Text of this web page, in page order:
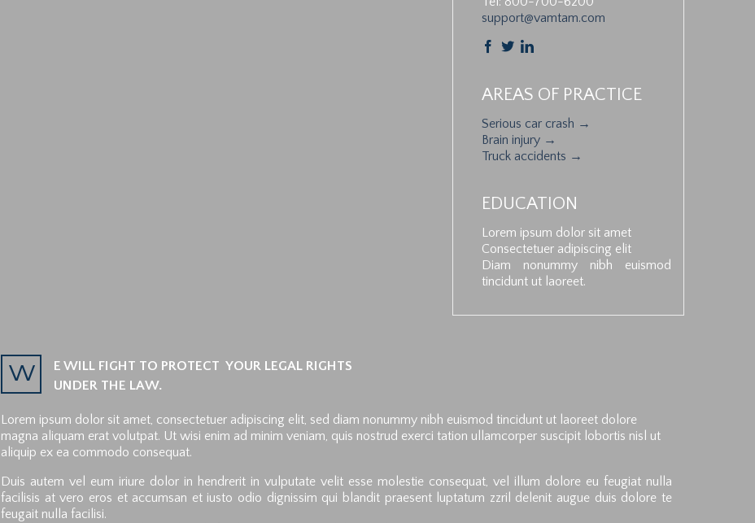
support@vamtam.com
  
AREAS OF PRACTICE
Serious car crash →
Brain injury →
Truck accidents →
EDUCATION
Lorem ipsum dolor sit amet
Consectetuer adipiscing elit
Diam nonummy nibh euismod
tincidunt ut laoreet.
W E WILL FIGHT TO PROTECT YOUR LEGAL RIGHTS
UNDER THE LAW.
Lorem ipsum dolor sit amet, consectetuer adipiscing elit, sed diam nonummy nibh euismod tincidunt ut laoreet dolore
magna aliquam erat volutpat. Ut wisi enim ad minim veniam, quis nostrud exerci tation ullamcorper suscipit lobortis nisl ut
aliquip ex ea commodo consequat.
Duis autem vel eum iriure dolor in hendrerit in vulputate velit esse molestie consequat, vel illum dolore eu feugiat nulla
facilisis at vero eros et accumsan et iusto odio dignissim qui blandit praesent luptatum zzril delenit augue duis dolore te
feugait nulla facilisi.